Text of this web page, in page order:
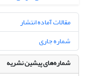
مقالات آماده انتشار
شماره جاری
شماره‌های پیشین نشریه